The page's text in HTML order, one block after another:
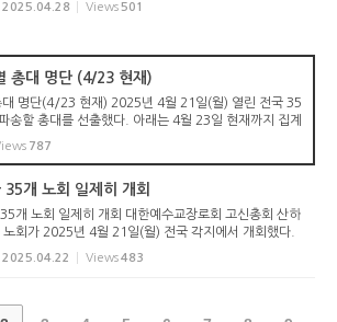
2025.04.28 Views 501
총대 명단 (4/23 현재)
대 명단(4/23 현재) 2025년 4월 21일(월) 열린 전국 35
송할 총대를 선출했다. 아래는 4월 23일 현재까지 집계
회(6명) 목사: 김신구 김백수 이상수 장로: 한장섭 김남
787
35개 노회 일제히 개회
개 노회 일제히 개회 대한예수교장로회 고신총회 산하
노회가 2025년 4월 21일(월) 전국 각지에서 개회했다.
남부노회(노회장 김동춘 목사)는 제16회 노회를 4월 21
) 오후 2시 서울제일교회 예배당에서 개회했다. 1부 예배
2025.04.22 Views483